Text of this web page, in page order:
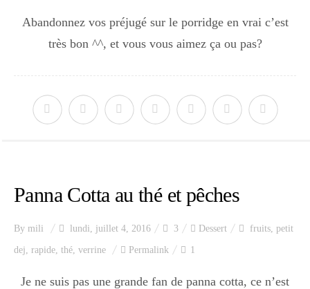
Abandonnez vos préjugé sur le porridge en vrai c’est
très bon ^^, et vous vous aimez ça ou pas?
Panna Cotta au thé et pêches
By mili lundi, juillet 4, 2016 3 Dessert fruits, petit
dej, rapide, thé, verrine Permalink 1
Je ne suis pas une grande fan de panna cotta, ce n’est